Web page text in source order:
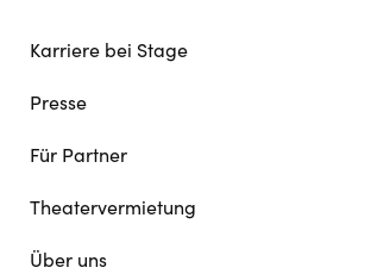
Karriere bei Stage
Presse
Für Partner
Theatervermietung
Über uns